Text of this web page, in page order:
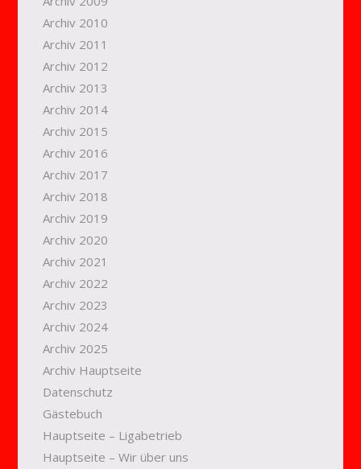
Archiv 2010
Archiv 2011
Archiv 2012
Archiv 2013
Archiv 2014
Archiv 2015
Archiv 2016
Archiv 2017
Archiv 2018
Archiv 2019
Archiv 2020
Archiv 2021
Archiv 2022
Archiv 2023
Archiv 2024
Archiv 2025
Archiv Hauptseite
Datenschutz
Gästebuch
Hauptseite – Ligabetrieb
Hauptseite – Wir über uns